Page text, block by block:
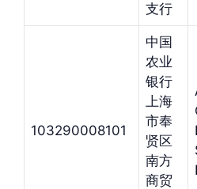
支行
103290008101
中国
农业
银行
上海
市奉
贤区
南方
商贸